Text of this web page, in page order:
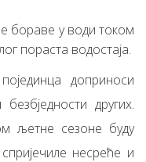
бораве у води током
пораста водостаја.
доприноси
других.
љетне сезоне буду
несреће и